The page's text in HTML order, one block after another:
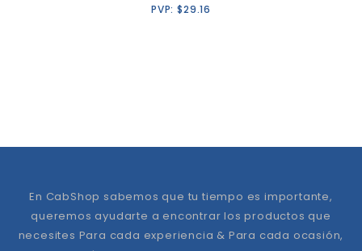
PVP:$29.16
En CabShop sabemos que tu tiempo es importante,
queremos ayudarte a encontrar los productos que
necesites Para cada experiencia & Para cada ocasión,